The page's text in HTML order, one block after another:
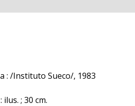
: /Instituto Sueco/, 1983
ilus. ; 30 cm.